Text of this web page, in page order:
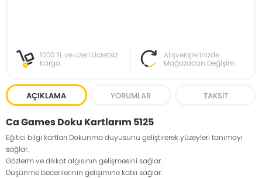
1000 TL ve üzeri Ücretsiz
Kargo
Alışverişlerinizde
Mağazadan Değişim
AÇIKLAMA YORUMLAR TAKSIT
Ca Games Doku Kartlarım 5125
Eğitici bilgi kartları Dokunma duyusunu geliştirerek yüzeyleri tanımayı
sağlar.
Gözlerm ve dikkat algısının gelişmesini sağlar.
Düşünme becerilerinin gelişimine katkı sağlar.